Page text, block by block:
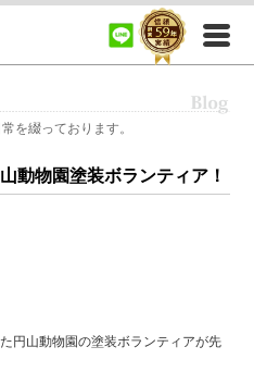
千歳市、恵庭市）で住宅の外壁塗装、屋根塗装、
関する事ならなんでもご相談ください。
を綴っております。
動物園塗装ボランティア！
円山動物園の塗装ボランティアが先